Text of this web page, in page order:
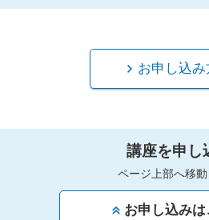
お申し込み
講座を申し
ページ上部へ移
お申し込みは